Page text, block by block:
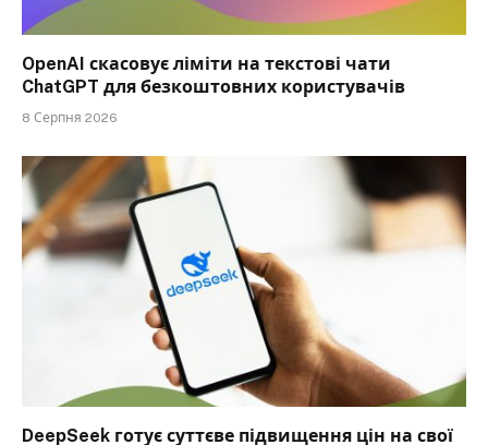
OpenAI скасовує ліміти на текстові чати
ChatGPT для безкоштовних користувачів
8 Серпня 2026
DeepSeek готує суттєве підвищення цін на свої